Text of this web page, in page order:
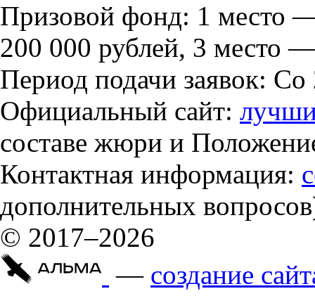
Призовой фонд: 1 место
200 000 рублей, 3 место
Период подачи заявок: Со
Официальный сайт:
составе жюри и
Контактная информация:
дополнительных
© 2017–2026
— cоздание